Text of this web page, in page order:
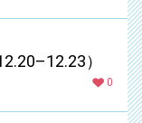
）
0